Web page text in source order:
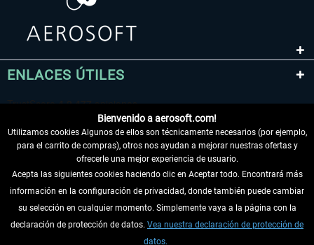
ENLACES ÚTILES
DESISTIR DEL CONTRATO
INFORMACIÓN
Bienvenido a aerosoft.com!
Utilizamos cookies Algunos de ellos son técnicamente necesarios (por ejemplo,
para el carrito de compras), otros nos ayudan a mejorar nuestras ofertas y
ofrecerle una mejor experiencia de usuario.
Acepta las siguientes cookies haciendo clic en Aceptar todo. Encontrará más
información en la configuración de privacidad, donde también puede cambiar
su selección en cualquier momento. Simplemente vaya a la página con la
declaración de protección de datos. Vea nuestra declaración de protección de
datos.